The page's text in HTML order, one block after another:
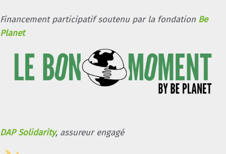
Financement participatif soutenu par la fondation Be
Planet
DAP Solidarity, assureur engagé